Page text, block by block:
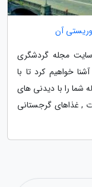
آن
سایت مجله گردشگری
خواهیم کرد تا با
شما را با دیدنی های
, غذاهای گرجستانی